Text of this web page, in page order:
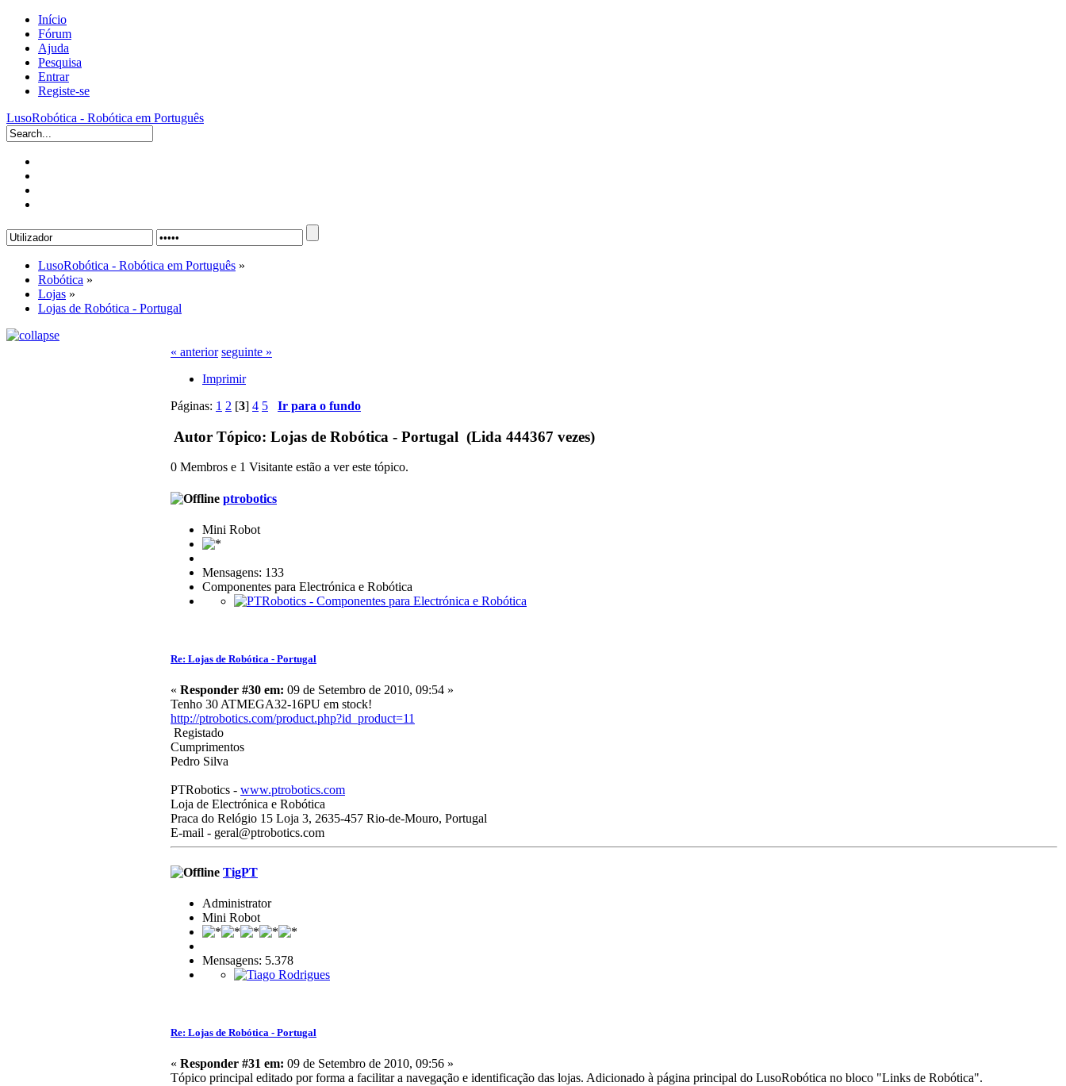
Início
Fórum
Ajuda
Pesquisa
Entrar
Registe-se
LusoRobótica - Robótica em Português
LusoRobótica - Robótica em Português »
Robótica »
Lojas »
Lojas de Robótica - Portugal
« anterior seguinte »
Imprimir
Páginas: 1 2 [3] 4 5 Ir para o fundo
Autor Tópico: Lojas de Robótica - Portugal (Lida 444367 vezes)
0 Membros e 1 Visitante estão a ver este tópico.
ptrobotics
Mini Robot
Mensagens: 133
Componentes para Electrónica e Robótica
Re: Lojas de Robótica - Portugal
« Responder #30 em: 09 de Setembro de 2010, 09:54 »
Tenho 30 ATMEGA32-16PU em stock!
http://ptrobotics.com/product.php?id_product=11
Registado
Cumprimentos
Pedro Silva
PTRobotics - www.ptrobotics.com
Loja de Electrónica e Robótica
Praca do Relógio 15 Loja 3, 2635-457 Rio-de-Mouro, Portugal
E-mail - geral@ptrobotics.com
TigPT
Administrator
Mini Robot
Mensagens: 5.378
Re: Lojas de Robótica - Portugal
« Responder #31 em: 09 de Setembro de 2010, 09:56 »
Tópico principal editado por forma a facilitar a navegação e identificação das lojas. Adicionado à página principal do LusoRobótica no bloco "Links de Robótica".